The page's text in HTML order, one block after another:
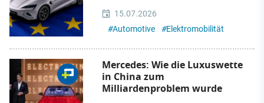
15.07.2026
#Automotive #Elektromobilität
Mercedes: Wie die Luxuswette
in China zum
Milliardenproblem wurde